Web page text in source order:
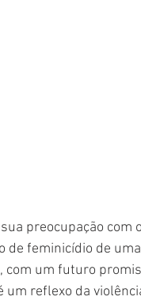
preocupação com
de feminicídio de
com um futuro
um reflexo da